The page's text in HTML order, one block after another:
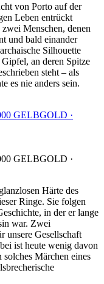
von Porto auf der
Leben entrückt
Menschen, denen
und bald einander
Silhouette
an deren Spitze
steht – als
es nie anders sein.
GELBGOLD ·
GELBGOLD ·
Härte des
Ringe. Sie folgen
in der er lange
war. Zwei
unsere Gesellschaft
ist heute wenig davon
solches Märchen eines